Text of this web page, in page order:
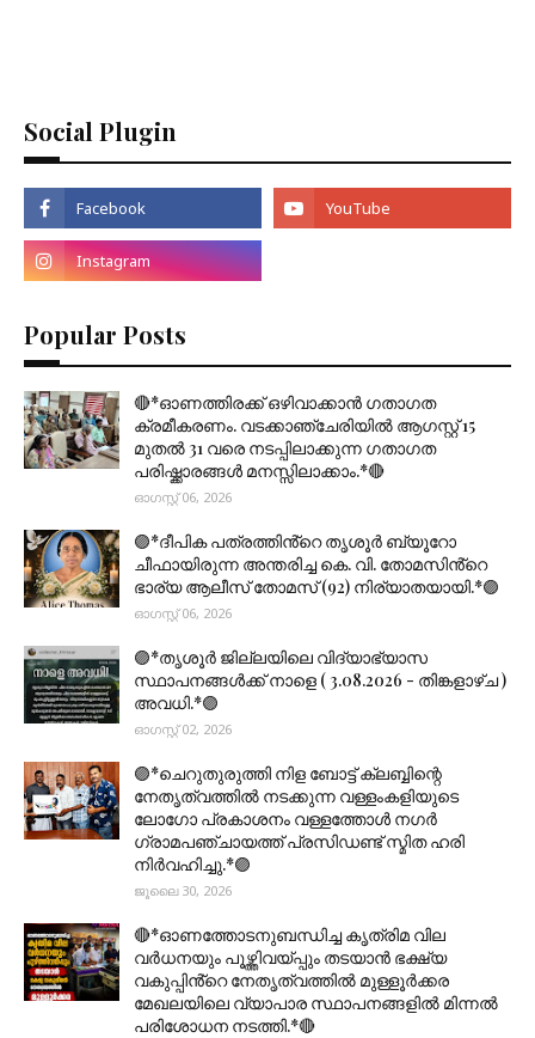
Social Plugin
Popular Posts
🔴*ഓണത്തിരക്ക് ഒഴിവാക്കാൻ ഗതാഗത
ക്രമീകരണം. വടക്കാഞ്ചേരിയിൽ ആഗസ്റ്റ് 15
മുതല്‍ 31 വരെ നടപ്പിലാക്കുന്ന ഗതാഗത
പരിഷ്ക്കാരങ്ങൾ മനസ്സിലാക്കാം.*🔴
ഓഗസ്റ്റ് 06, 2026
🟣*ദീപിക പത്രത്തിൻ്റെ തൃശൂർ ബ്യൂറോ
ചീഫായിരുന്ന അന്തരിച്ച കെ. വി. തോമസിൻ്റെ
ഭാര്യ ആലീസ് തോമസ് (92) നിര്യാതയായി.*🟣
ഓഗസ്റ്റ് 06, 2026
🟣*തൃശൂര്‍ ജില്ലയിലെ വിദ്യാഭ്യാസ
സ്ഥാപനങ്ങൾക്ക് നാളെ ( 3.08.2026 - തിങ്കളാഴ്ച )
അവധി.*🟣
ഓഗസ്റ്റ് 02, 2026
🟣*ചെറുതുരുത്തി നിള ബോട്ട് ക്ലബ്ബിന്റെ
നേതൃത്വത്തിൽ നടക്കുന്ന വള്ളംകളിയുടെ
ലോഗോ പ്രകാശനം വള്ളത്തോൾ നഗർ
ഗ്രാമപഞ്ചായത്ത് പ്രസിഡണ്ട് സ്മിത ഹരി
നിർവഹിച്ചു.*🟣
ജൂലൈ 30, 2026
🔴*ഓണത്തോടനുബന്ധിച്ച കൃത്രിമ വില
വർധനയും പൂഴ്ത്തിവയ്പ്പും തടയാൻ ഭക്ഷ്യ
വകുപ്പിൻ്റെ നേതൃത്വത്തിൽ മുള്ളൂർക്കര
മേഖലയിലെ വ്യാപാര സ്ഥാപനങ്ങളിൽ മിന്നൽ
പരിശോധന നടത്തി.*🔴